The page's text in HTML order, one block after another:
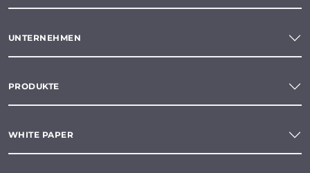
UNTERNEHMEN
PRODUKTE
WHITE PAPER